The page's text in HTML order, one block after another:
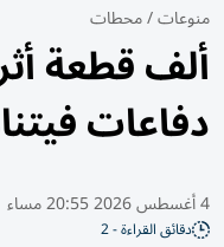
منوعات/محطات
ألف قطعة
دفاعات
4 أغسطس 2026 20:55 مساء
دقائق القراءة - 2